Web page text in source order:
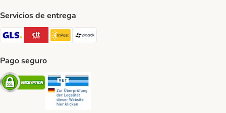
Servicios de entrega
GLS Shipping Method
CTTExpress Shipping Method
InPost Shipping Method
paack Shipping Method
Pago seguro
Security